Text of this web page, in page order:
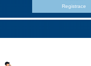
Registrace